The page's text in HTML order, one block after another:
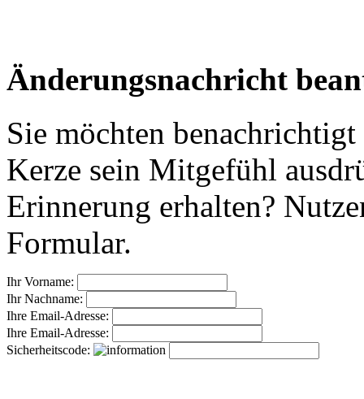
Änderungsnachricht
Sie möchten
Kerze sein Mitgefühl
Erinnerung erhalten?
Formular.
Ihr Vorname:
Ihr Nachname:
Ihre Email-Adresse:
Ihre Email-Adresse:
Sicherheitscode: